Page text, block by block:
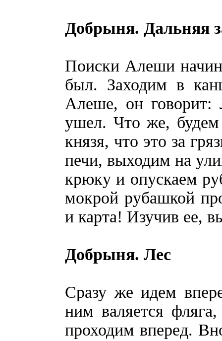
Добрыня. Дальняя
Поиски Алеши
был. Заходим в
Алеше, он говорит:
ушел. Что же, будем
князя, что это за
печи, выходим на
крюку и опускаем
мокрой рубашкой
и карта! Изучив ее,
Добрыня. Лес
Сразу же идем
ним валяется
проходим вперед.